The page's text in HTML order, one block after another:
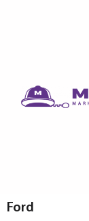
Ford